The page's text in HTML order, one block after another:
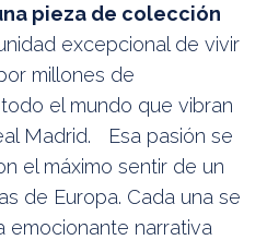
pieza de colección
excepcional de vivir
millones de
el mundo que vibran
Madrid. Esa pasión se
el máximo sentir de un
de Europa. Cada una se
emocionante narrativa